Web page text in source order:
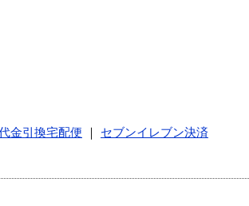
金引換宅配便
セブンイレブン決済